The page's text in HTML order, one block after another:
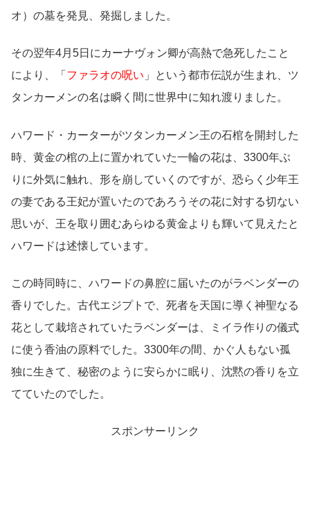
オ）の墓を発見、発掘しました。
その翌年4月5日にカーナヴォン卿が高熱で急死したこと
により、「 ファラオの呪い 」という都市伝説が生まれ、ツ
タンカーメンの名は瞬く間に世界中に知れ渡りました。
ハワード・カーターがツタンカーメン王の石棺を開封した
時、黄金の棺の上に置かれていた一輪の花は、3300年ぶ
りに外気に触れ、形を崩していくのですが、恐らく少年王
の妻である王妃が置いたのであろうその花に対する切ない
思いが、王を取り囲むあらゆる黄金よりも輝いて見えたと
ハワードは述懐しています。
この時同時に、ハワードの鼻腔に届いたのがラベンダーの
香りでした。古代エジプトで、死者を天国に導く神聖なる
花として栽培されていたラベンダーは、ミイラ作りの儀式
に使う香油の原料でした。3300年の間、かぐ人もない孤
独に生きて、秘密のように安らかに眠り、沈黙の香りを立
てていたのでした。
スポンサーリンク